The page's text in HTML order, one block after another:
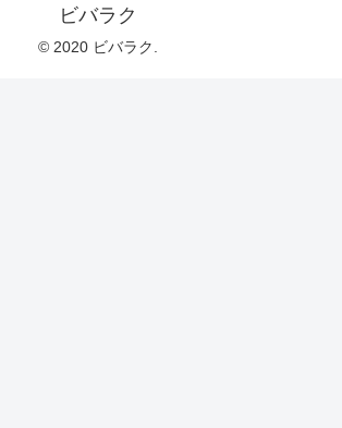
ビバラク
© 2020 ビバラク.